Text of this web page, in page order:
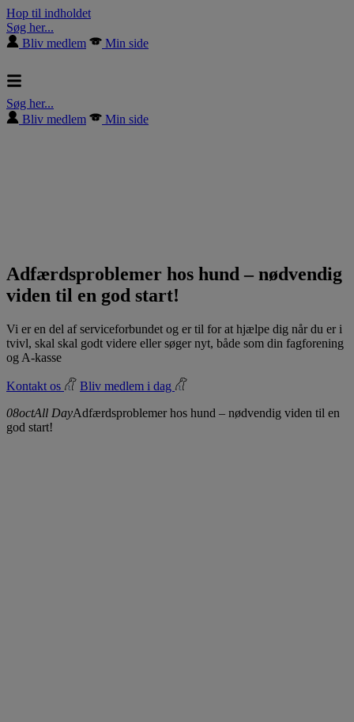
Hop til indholdet
Søg her...
Bliv medlem
Min side
Søg her...
Bliv medlem
Min side
Adfærdsproblemer hos hund – nødvendig
viden til en god start!
Vi er en del af serviceforbundet og er til for at hjælpe dig når du er i
tvivl, skal skal godt videre eller søger nyt, både som din fagforening
og A-kasse
Kontakt os
Bliv medlem i dag
08octAll DayAdfærdsproblemer hos hund – nødvendig viden til en
god start!